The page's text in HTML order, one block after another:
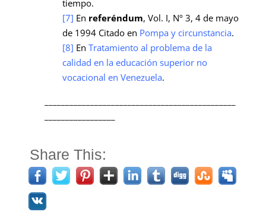
tiempo.
[7] En referéndum, Vol. I, Nº 3, 4 de mayo
de 1994 Citado en Pompa y circunstancia.
[8] En Tratamiento al problema de la
calidad en la educación superior no
vocacional en Venezuela.
Share This: